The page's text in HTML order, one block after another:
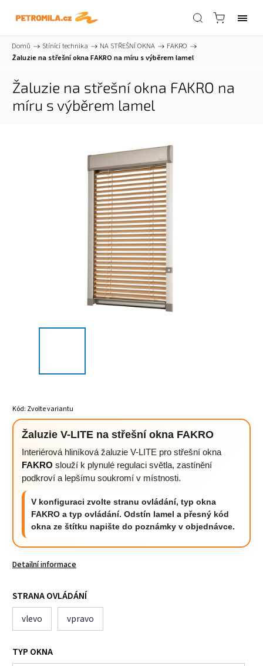
Domů / Stínící technika / NA STŘEŠNÍ OKNA / FAKRO /
Žaluzie na střešní okna FAKRO na míru s výběrem lamel
Žaluzie na střešní okna FAKRO na
míru s výběrem lamel
Kód: Zvolte variantu
Žaluzie V-LITE na střešní okna FAKRO
Interiérová hliníková žaluzie V-LITE pro střešní okna
FAKRO slouží k plynulé regulaci světla, zastínění
podkroví a lepšímu soukromí v místnosti.
V konfiguraci zvolte stranu ovládání, typ okna
FAKRO a typ ovládání. Odstín lamel a přesný kód
okna ze štítku napište do poznámky v objednávce.
Detailní informace
STRANA OVLÁDÁNÍ
vlevo
vpravo
TYP OKNA